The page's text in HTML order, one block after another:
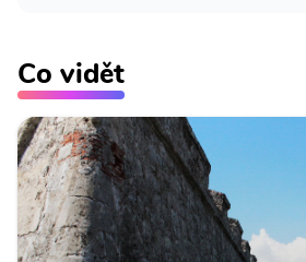
Co vidět